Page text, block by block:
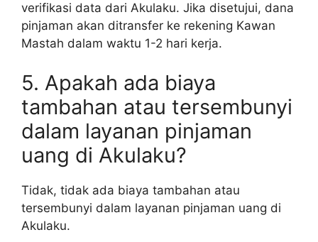
verifikasi data dari Akulaku. Jika disetujui, dana
pinjaman akan ditransfer ke rekening Kawan
Mastah dalam waktu 1-2 hari kerja.
5. Apakah ada biaya
tambahan atau tersembunyi
dalam layanan pinjaman
uang di Akulaku?
Tidak, tidak ada biaya tambahan atau
tersembunyi dalam layanan pinjaman uang di
Akulaku.